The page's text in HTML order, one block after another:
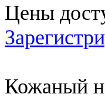
Цены
Кожаный